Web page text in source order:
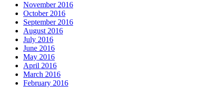
November 2016
October 2016
September 2016
August 2016
July 2016
June 2016
May 2016
April 2016
March 2016
February 2016